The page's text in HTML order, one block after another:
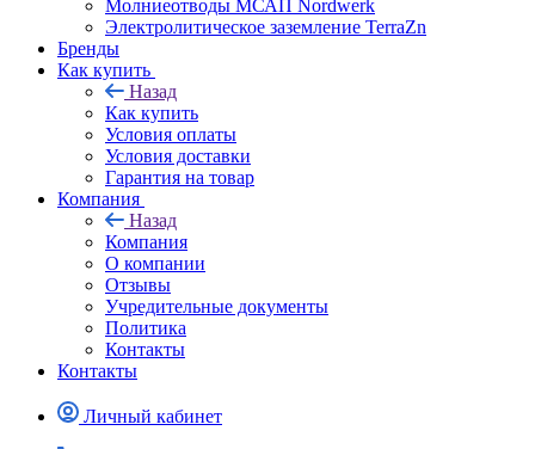
Молниеотводы МСАП Nordwerk
Электролитическое заземление TerraZn
Бренды
Как купить
Назад
Как купить
Условия оплаты
Условия доставки
Гарантия на товар
Компания
Назад
Компания
О компании
Отзывы
Учредительные документы
Политика
Контакты
Контакты
Личный кабинет